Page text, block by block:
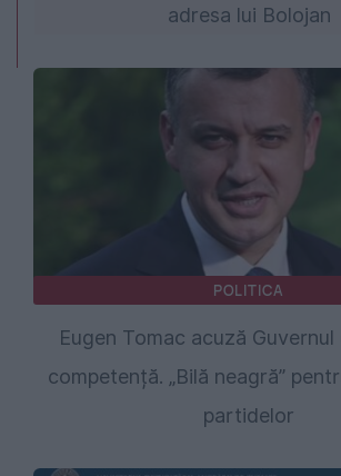
adresa lui Bolojan
POLITICA
Eugen Tomac acuză Guvernul
competență. „Bilă neagră”
partidelor